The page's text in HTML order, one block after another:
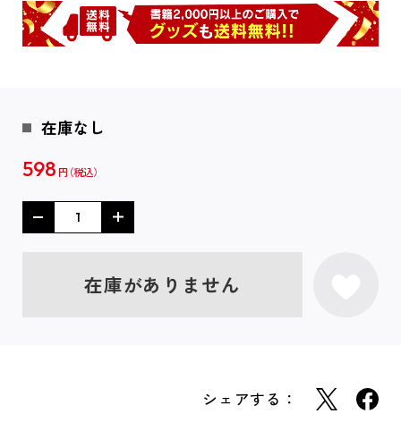
在庫なし
598 円
在庫がありません
シェアする：